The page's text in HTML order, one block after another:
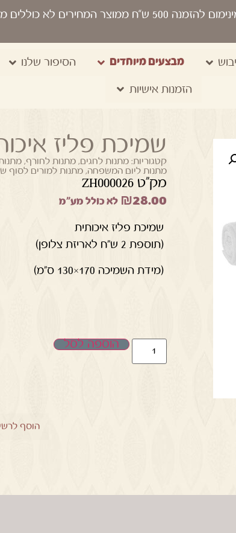
500 ש“ח ממוצר המחירים לא כוללים מע"מ, מיתוג, משלוח, שקיות נשיאה
מבצעים מיוחדים הסיפור שלנו
הזמנות אישיות
שמיכת פליז
קטגוריות: מתנות לחגים,מתנות לחורף,
מתנות ליום המשפחה,מתנות למורים לסוף
מק"ט ZH000026
₪28.00 לא כולל מע"מ
שמיכת פליז איכותית
(תוספת 2 ש"ח לאריזת צלופן)
(מידת השמיכה 170×130 ס"מ)
הוספה לסל
הוסף